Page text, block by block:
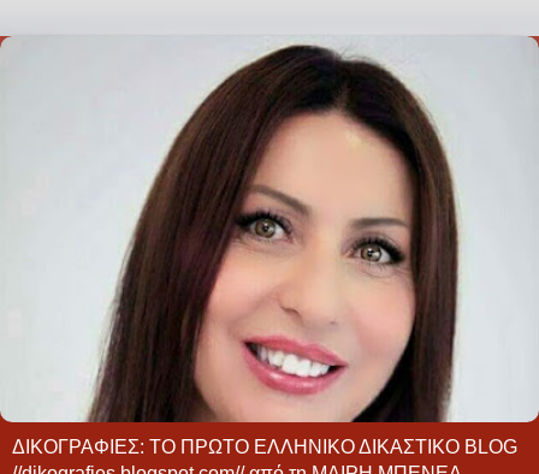
ΔΙΚΟΓΡΑΦΙΕΣ: ΤΟ ΠΡΩΤΟ ΕΛΛΗΝΙΚΟ ΔΙΚΑΣΤΙΚΟ BLOG